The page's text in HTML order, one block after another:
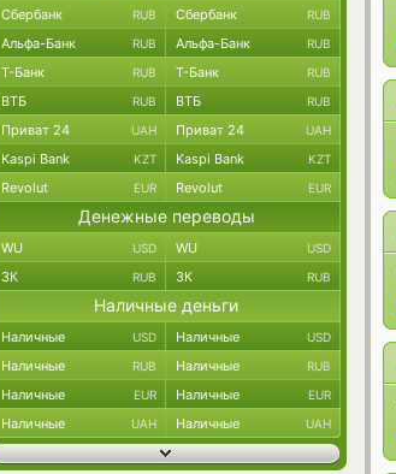
Сбербанк RUB Сбербанк RUB
Альфа-Банк RUB Альфа-Банк RUB
Т-Банк RUB Т-Банк RUB
ВТБ RUB ВТБ RUB
Приват 24 UAH Приват 24 UAH
Kaspi Bank KZT Kaspi Bank KZT
Revolut EUR Revolut EUR
Денежные переводы
WU USD WU USD
ЗК RUB ЗК RUB
Наличные деньги
Наличные USD Наличные USD
Наличные RUB Наличные RUB
Наличные EUR Наличные EUR
Наличные UAH Наличные UAH